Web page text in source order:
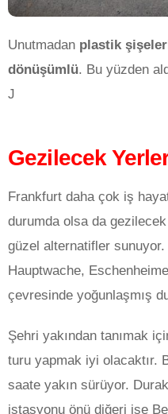
Unutmadan plastik
dönüşümlü. Bu yüzden
J
Gezilecek
Frankfurt daha çok iş
durumda olsa da
güzel alternatifler
Hauptwache,
çevresinde yoğunlaşmış
Şehri yakından tanımak
turu yapmak iyi olacaktır.
saate yakın sürüyor.
istasyonu önü diğeri ise